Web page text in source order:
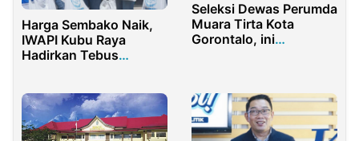
Harga Sembako Naik,
IWAPI Kubu Raya
Hadirkan Tebus
Seleksi Dewas Perumda
Muara Tirta Kota
Gorontalo, ini